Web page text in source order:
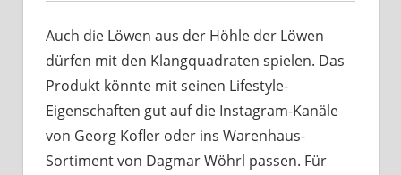
Auch die Löwen aus der Höhle der Löwen
dürfen mit den Klangquadraten spielen. Das
Produkt könnte mit seinen Lifestyle-
Eigenschaften gut auf die Instagram-Kanäle
von Georg Kofler oder ins Warenhaus-
Sortiment von Dagmar Wöhrl passen. Für